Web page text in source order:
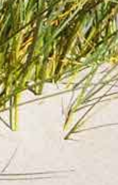
53 28 29 30 31